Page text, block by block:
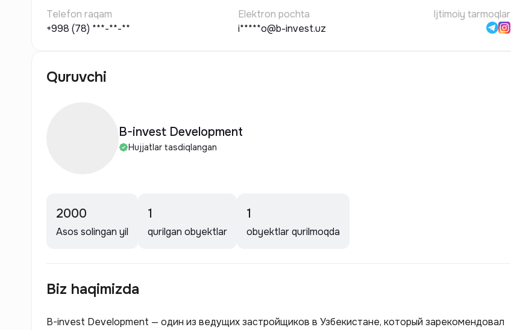
Telefon raqam
+998 (78) ***-**-**
Elektron pochta
i*****o@b-invest.uz
Ijtimoiy tarmoqlar
Quruvchi
B-invest Development
Hujjatlar tasdiqlangan
2000
Asos solingan yil
1
qurilgan obyektlar
1
obyektlar qurilmoqda
Biz haqimizda
B-invest Development — один из ведущих застройщиков в Узбекистане, который зарекомендовал